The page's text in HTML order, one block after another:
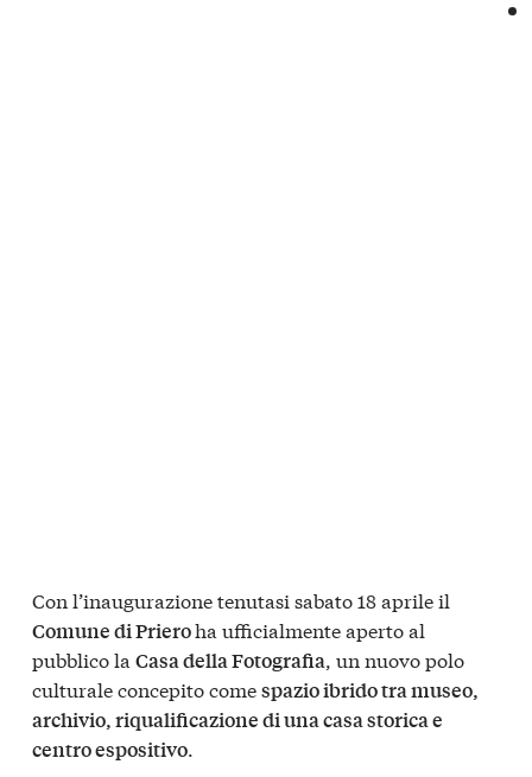
Con l’inaugurazione tenutasi sabato 18 aprile il
Comune di Prieroha ufficialmente aperto al
pubblico la Casa della Fotografia, un nuovo polo
culturale concepito comespazio ibrido tra museo,
archivio, riqualificazione di una casa storica e
centro espositivo.